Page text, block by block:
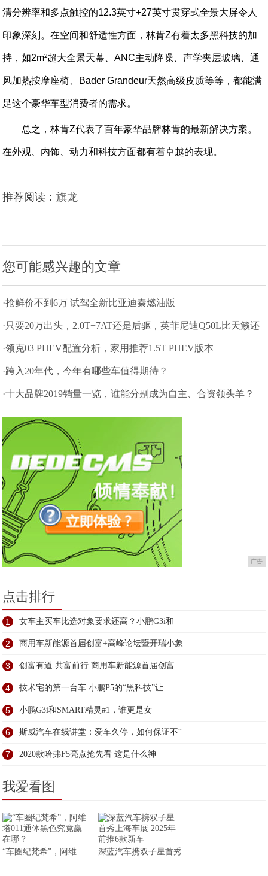
清分辨率和多点触控的12.3英寸+27英寸贯穿式全景大屏令人
印象深刻。在空间和舒适性方面，林肯Z有着太多黑科技的加
持，如2m²超大全景天幕、ANC主动降噪、声学夹层玻璃、通
风加热按摩座椅、Bader Grandeur天然高级皮质等等，都能满
足这个豪华车型消费者的需求。
总之，林肯Z代表了百年豪华品牌林肯的最新解决方案。
在外观、内饰、动力和科技方面都有着卓越的表现。
推荐阅读：旗龙
您可能感兴趣的文章
·抢鲜价不到6万 试驾全新比亚迪秦燃油版
·只要20万出头，2.0T+7AT还是后驱，英菲尼迪Q50L比天籁还
值
·领克03 PHEV配置分析，家用推荐1.5T PHEV版本
·跨入20年代，今年有哪些车值得期待？
·十大品牌2019销量一览，谁能分别成为自主、合资领头羊？
广告
点击排行
1 女车主买车比选对象要求还高？小鹏G3i和
2 商用车新能源首届创富+高峰论坛暨开瑞小象
3 创富有道 共富前行 商用车新能源首届创富
4 技术宅的第一台车 小鹏P5的“黑科技”让
5 小鹏G3i和SMART精灵#1，谁更是女
6 斯威汽车在线讲堂：爱车久停，如何保证不“
7 2020款哈弗F5亮点抢先看 这是什么神
我爱看图
“车圈纪梵希”，阿维 深蓝汽车携双子星首秀